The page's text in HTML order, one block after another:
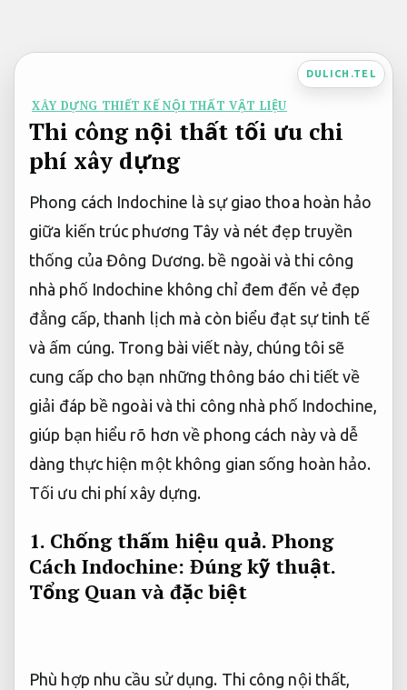
nội
dung
DULICH.TEL
XÂY DỰNG THIẾT KẾ NỘI THẤT VẬT LIỆU
Thi công nội thất tối ưu chi
phí xây dựng
Phong cách Indochine là sự giao thoa hoàn hảo
giữa kiến trúc phương Tây và nét đẹp truyền
thống của Đông Dương. bề ngoài và thi công
nhà phố Indochine không chỉ đem đến vẻ đẹp
đẳng cấp, thanh lịch mà còn biểu đạt sự tinh tế
và ấm cúng. Trong bài viết này, chúng tôi sẽ
cung cấp cho bạn những thông báo chi tiết về
giải đáp bề ngoài và thi công nhà phố Indochine,
giúp bạn hiểu rõ hơn về phong cách này và dễ
dàng thực hiện một không gian sống hoàn hảo.
Tối ưu chi phí xây dựng.
1. Chống thấm hiệu quả. Phong
Cách Indochine: Đúng kỹ thuật.
Tổng Quan và đặc biệt
Phù hợp nhu cầu sử dụng. Thi công nội thất,